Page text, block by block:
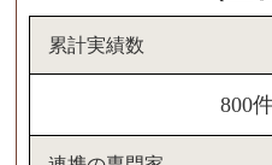
累計実績数
800